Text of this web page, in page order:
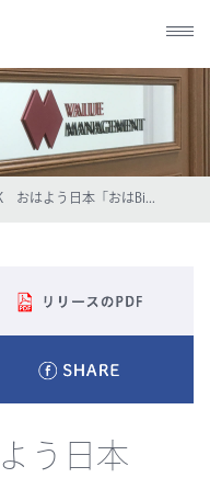
はよう日本「おはBi...
う日本